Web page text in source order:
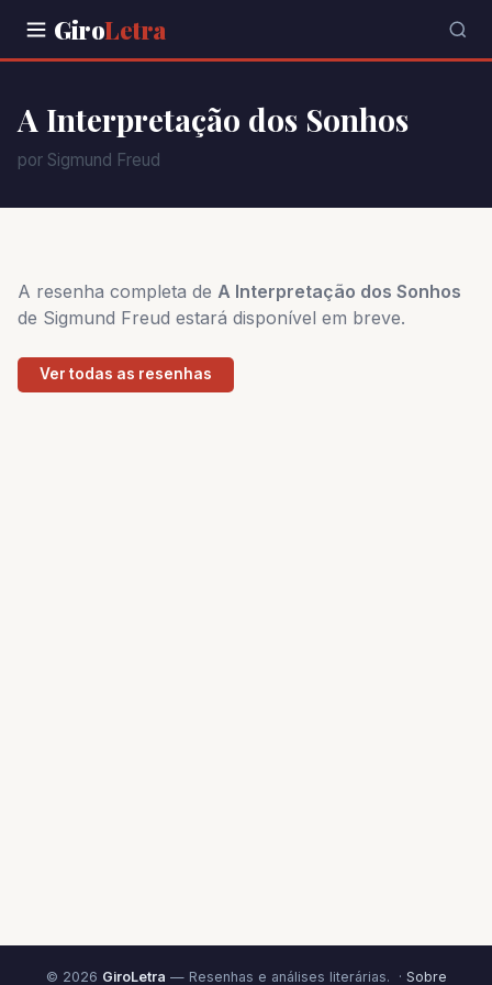
GiroLetra
A Interpretação dos Sonhos
por Sigmund Freud
A resenha completa de A Interpretação dos Sonhos
de Sigmund Freud estará disponível em breve.
Ver todas as resenhas
© 2026 GiroLetra — Resenhas e análises literárias. · Sobre